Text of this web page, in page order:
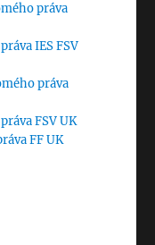
práva
IES FSV
práva
FSV UK
FF UK